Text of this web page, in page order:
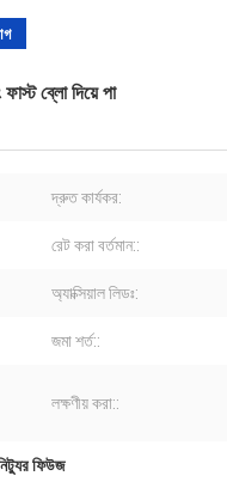
ব্লো দিয়ে পা
দ্রুত কার্যকর:
রেট করা বর্তমান::
অ্যাক্সিয়াল লিডঃ:
জমা শর্ত::
লক্ষণীয় করা::
ফিউজ